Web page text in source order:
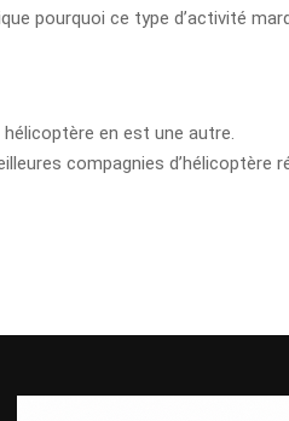
pourquoi ce type d’activité
en est une autre.
compagnies d’hélicoptère